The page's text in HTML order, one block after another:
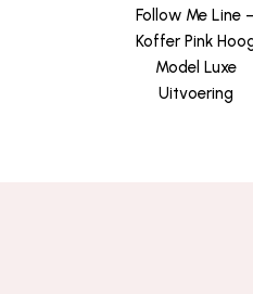
Follow Me Line
Koffer Pink
Model Luxe
Uitvoering